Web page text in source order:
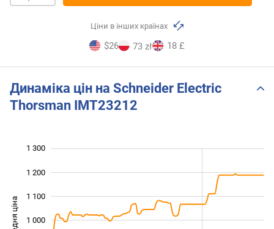
Ціни в інших країнах
$26 73 zł 18 £
Динаміка цін на Schneider Electric
Thorsman IMT23212
1 000
1 000
1 100
1 200
1 300